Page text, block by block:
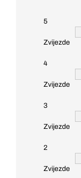
5
Zvijezde
4
Zvijezde
3
Zvijezde
2
Zvijezde